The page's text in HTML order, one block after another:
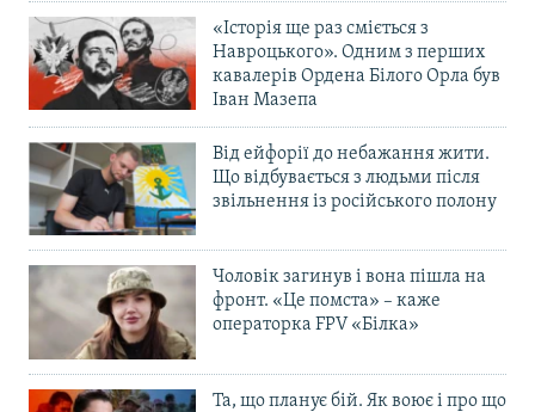
«Історія ще раз сміється з
Навроцького». Одним з перших
кавалерів Ордена Білого Орла був
Іван Мазепа
Від ейфорії до небажання жити.
Що відбувається з людьми після
звільнення із російського полону
Чоловік загинув і вона пішла на
фронт. «Це помста» – каже
операторка FPV «Білка»
Та, що планує бій. Як воює і про що